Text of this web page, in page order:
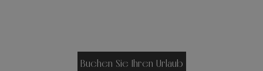
Buchen Sie Ihren Urlaub